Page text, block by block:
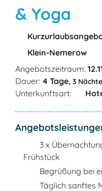
& Yoga
Klein-Nemerow
Angebotszeitraum:
Dauer: 4 Tage, 3 Nächte
Unterkunftsart:
3 x
Frühstück
Begrüßung bei
Täglich sanftes